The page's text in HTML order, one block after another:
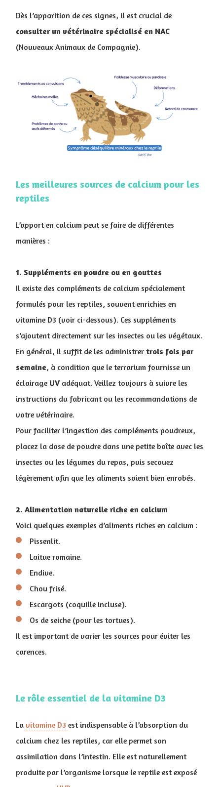
Dès l’apparition de ces signes, il est crucial de
consulter un vétérinaire spécialisé en NAC
(Nouveaux Animaux de Compagnie).
Les meilleures sources de calcium pour les
reptiles
L’apport en calcium peut se faire de différentes
manières :
1. Suppléments en poudre ou en gouttes
Il existe des compléments de calcium spécialement
formulés pour les reptiles, souvent enrichies en
vitamine D3 (voir ci-dessous). Ces suppléments
s’ajoutent directement sur les insectes ou les végétaux.
En général, il suffit de les administrer trois fois par
semaine, à condition que le terrarium fournisse un
éclairage UVadéquat. Veillez toujours à suivre les
instructions du fabricant ou les recommandations de
votre vétérinaire.
Pour faciliter l’ingestion des compléments poudreux,
placez la dose de poudre dans une petite boîte avec les
insectes ou les légumes du repas, puis secouez
légèrement afin que les aliments soient bien enrobés.
2. Alimentation naturelle riche en calcium
Voici quelques exemples d’aliments riches en calcium :
Pissenlit.
Laitue romaine.
Endive.
Chou frisé.
Escargots (coquille incluse).
Os de seiche (pour les tortues).
Il est important de varier les sources pour éviter les
carences.
Le rôle essentiel de la vitamine D3
La vitamine D3 est indispensable à l’absorption du
calcium chez les reptiles, car elle permet son
assimilation dans l’intestin. Elle est naturellement
produite par l’organisme lorsque le reptile est exposé